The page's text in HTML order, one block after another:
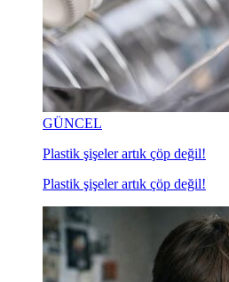
GÜNCEL
Plastik şişeler artık çöp değil!
Plastik şişeler artık çöp değil!